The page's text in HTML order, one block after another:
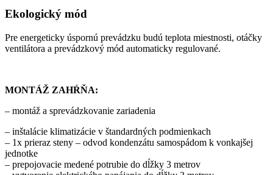
Ekologický mód
Pre energeticky úspornú prevádzku budú teplota miestnosti, otáčky
ventilátora a prevádzkový mód automaticky regulované.
MONTÁŽ ZAHŔŇA:
– montáž a sprevádzkovanie zariadenia
– inštalácie klimatizácie v štandardných podmienkach
– 1x prieraz steny – odvod kondenzátu samospádom k vonkajšej
jednotke
– prepojovacie medené potrubie do dĺžky 3 metrov